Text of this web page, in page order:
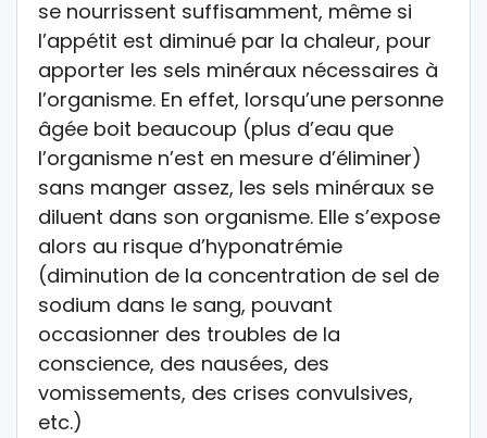
se nourrissent suffisamment, même si
l’appétit est diminué par la chaleur, pour
apporter les sels minéraux nécessaires à
l’organisme. En effet, lorsqu’une personne
âgée boit beaucoup (plus d’eau que
l’organisme n’est en mesure d’éliminer)
sans manger assez, les sels minéraux se
diluent dans son organisme. Elle s’expose
alors au risque d’hyponatrémie
(diminution de la concentration de sel de
sodium dans le sang, pouvant
occasionner des troubles de la
conscience, des nausées, des
vomissements, des crises convulsives,
etc.)